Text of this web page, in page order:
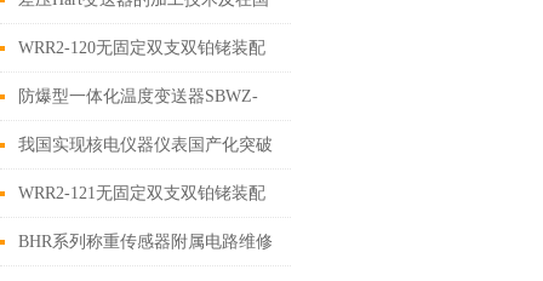
内的应用研究进展
WRR2-120无固定双支双铂铑装配
式热电偶简介
防爆型一体化温度变送器SBWZ-
2480/440SI产品介绍
我国实现核电仪器仪表国产化突破
WRR2-121无固定双支双铂铑装配
式热电偶
BHR系列称重传感器附属电路维修